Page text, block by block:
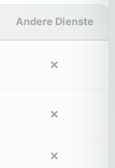
Andere Dienste
❌
❌
❌